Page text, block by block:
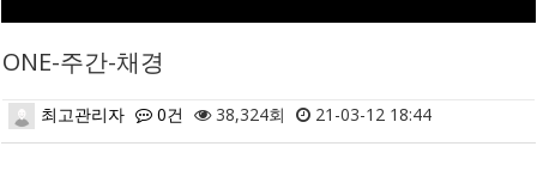
ONE-주간-채경
최고관리자 0건 38,324회 21-03-12 18:44